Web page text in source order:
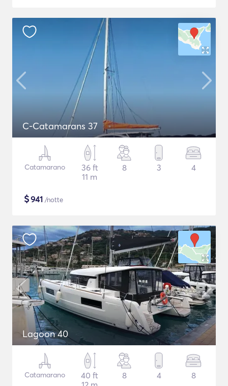
C-Catamarans 37
Catamarano
36 ft
11 m
8 3 4
$941 /notte
Lagoon 40
Catamarano
40 ft
8 4 8